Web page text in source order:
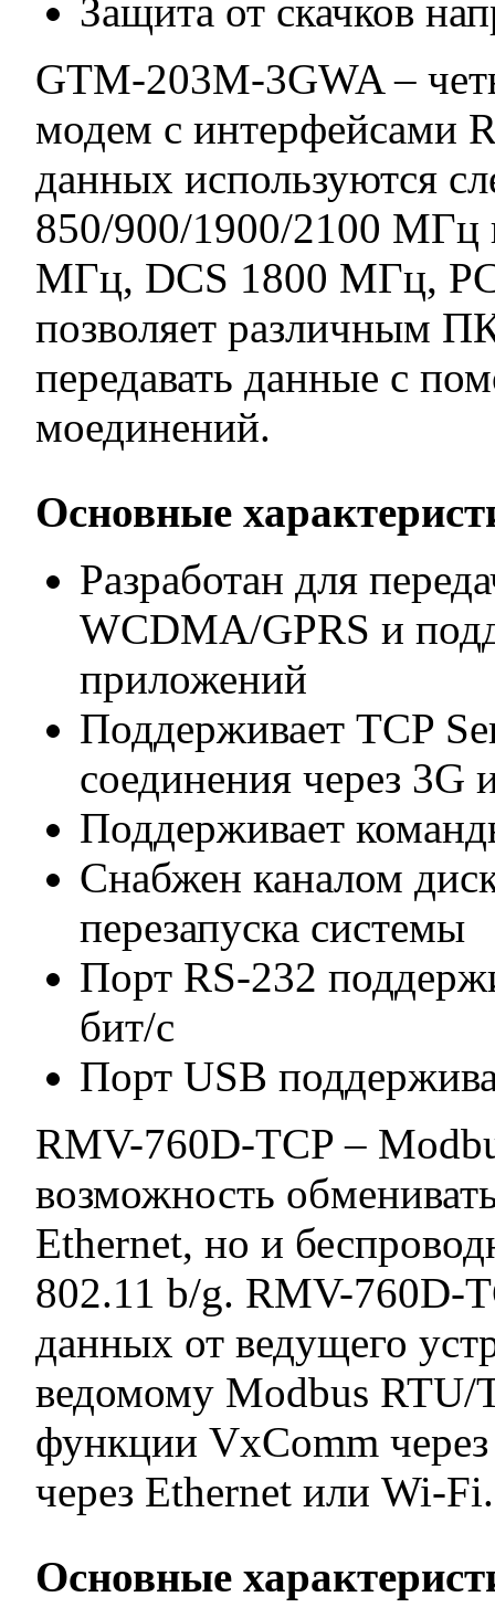
Защита от скачков
GTM-203M-3GWA –
модем с интерфейсами
данных используются
850/900/1900/2100
МГц, DCS 1800 МГц,
позволяет различным
передавать данные с
моединений.
Основные
Разработан для
WCDMA/GPRS и
приложений
Поддерживает TCP
соединения через 3G
Поддерживает
Снабжен каналом
перезапуска системы
Порт RS-232
бит/с
Порт USB
RMV-760D-TCP –
возможность
Ethernet, но и
802.11 b/g. RMV-760D-
данных от ведущего
ведомому Modbus
функции VxComm
через Ethernet или Wi-Fi.
Основные